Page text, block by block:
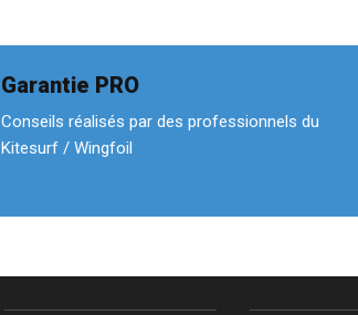
Garantie PRO
Conseils réalisés par des professionnels du
Kitesurf / Wingfoil